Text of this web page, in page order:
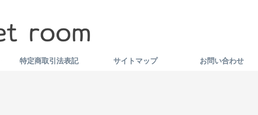
特定商取引法表記 サイトマップ お問い合わせ